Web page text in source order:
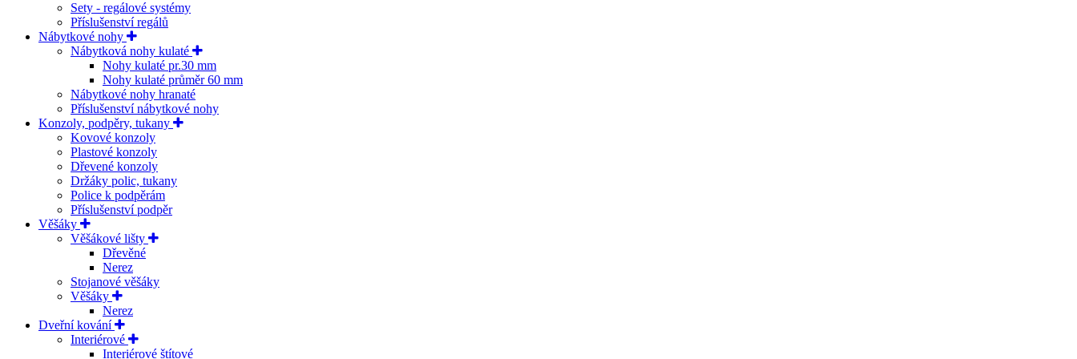
Sety - regálové systémy
Příslušenství regálů
Nábytkové nohy
Nábytková nohy kulaté
Nohy kulaté pr.30 mm
Nohy kulaté průměr 60 mm
Nábytkové nohy hranaté
Příslušenství nábytkové nohy
Konzoly, podpěry, tukany
Kovové konzoly
Plastové konzoly
Dřevené konzoly
Držáky polic, tukany
Police k podpěrám
Příslušenství podpěr
Věšáky
Věšákové lišty
Dřevěné
Nerez
Stojanové věšáky
Věšáky
Nerez
Dveřní kování
Interiérové
Interiérové štítové